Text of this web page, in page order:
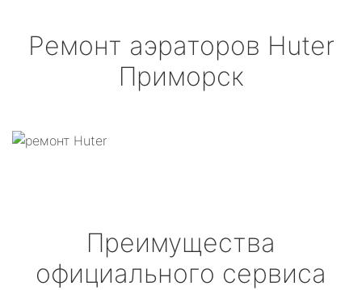
Ремонт аэраторов Huter
Приморск
Преимущества
официального сервиса